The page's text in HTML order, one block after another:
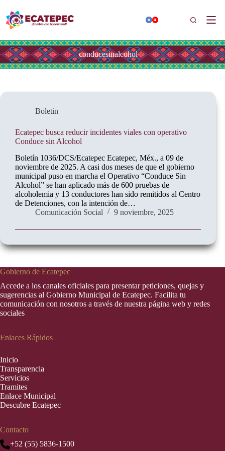
contenido
Buscar
conducesinalcohol
Boletin
Ecatepec busca reducir incidentes viales con operativo
Conduce sin Alcohol
Boletín 1036/DCS/Ecatepec Ecatepec, Méx., a 09 de
noviembre de 2025. A casi dos meses de que el gobierno
municipal puso en marcha el Operativo “Conduce Sin
Alcohol” se han aplicado más de 600 pruebas de
alcoholemia y 13 conductores han sido remitidos al Centro
de Detenciones, con la intención de…
Comunicación Social
9 noviembre, 2025
Gobierno de Ecatepec
Accede a los canales oficiales para presentar peticiones, quejas y
sugerencias al Gobierno Municipal de Ecatepec. Facilita tu
comunicación con nosotros a través de nuestra página web y redes
sociales
Enlaces Rápidos
Inicio
Transparencia
Servicios
Tramites
Enlace Municipal
Descubre Ecatepec
Contacto
+52 (55) 5836-1500